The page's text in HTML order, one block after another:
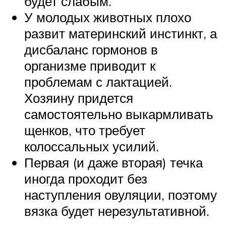
У молодых животных плохо
развит материнский инстинкт, а
дисбаланс гормонов в
организме приводит к
проблемам с лактацией.
Хозяину придется
самостоятельно выкармливать
щенков, что требует
колоссальных усилий.
Первая (и даже вторая) течка
иногда проходит без
наступления овуляции, поэтому
вязка будет нерезультативной.